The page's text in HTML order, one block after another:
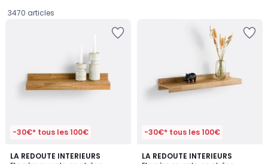
3470 articles
-30€* tous les 100€
LA REDOUTE INTERIEURS
4,6
-30€* tous les 100€
LA REDOUTE INTERIEURS
4,6